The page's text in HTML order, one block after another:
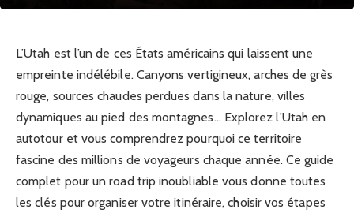
L’Utah est l’un de ces États américains qui laissent une
empreinte indélébile. Canyons vertigineux, arches de grès
rouge, sources chaudes perdues dans la nature, villes
dynamiques au pied des montagnes… Explorez l’Utah en
autotour et vous comprendrez pourquoi ce territoire
fascine des millions de voyageurs chaque année. Ce guide
complet pour un road trip inoubliable vous donne toutes
les clés pour organiser votre itinéraire, choisir vos étapes